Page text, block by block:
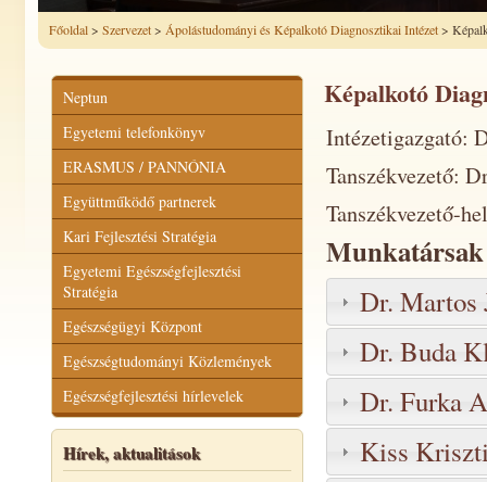
Főoldal> Szervezet> Ápolástudományi és Képalkotó Diagnosztikai Intézet>
Neptun
Egyetemi telefonkönyv
ERASMUS / PANNÓNIA
Együttműködő partnerek
Kari Fejlesztési Stratégia
Egyetemi Egészségfejlesztési
Stratégia
Egészségügyi Központ
Egészségtudományi Közlemények
Egészségfejlesztési hírlevelek
Hírek, aktualitások
Képalkotó
Intézetigazgató:
Tanszékvezető:
Tanszékvezető-
Munkatársak
Dr. Martos
Dr. Buda
Dr. Furka
Kiss